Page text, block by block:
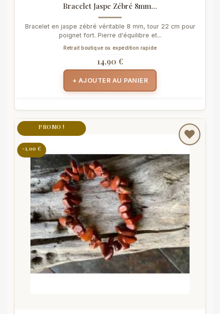
Bracelet Jaspe Zébré 8mm...
Bracelet en jaspe zébré véritable 8 mm, tour 22 cm pour
poignet fort. Pierre d'équilibre et...
Retrait boutique ou expédition rapide
14,90 €
+ AJOUTER AU PANIER
PROMO !
-1,00 €